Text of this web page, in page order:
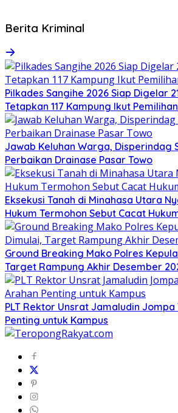
Berita Kriminal
Pilkades Sangihe 2026 Siap Digelar
Tetapkan 117 Kampung Ikut Pemilihan
Jawab Keluhan Warga, Disperindag
Perbaikan Drainase Pasar Towo
Eksekusi Tanah di Minahasa Utara
Hukum Termohon Sebut Cacat
Ground Breaking Mako Polres
Target Rampung Akhir Desember
​PLT Rektor Unsrat Jamaludin
Penting untuk Kampus